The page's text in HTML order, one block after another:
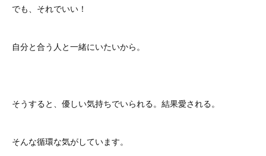
でも、それでいい！
自分と合う人と一緒にいたいから。
そうすると、優しい気持ちでいられる。結果愛される。
そんな循環な気がしています。